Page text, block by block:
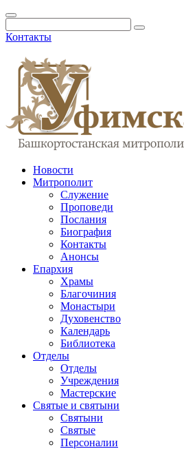
Контакты
Новости
Митрополит
Служение
Проповеди
Послания
Биография
Контакты
Анонсы
Епархия
Храмы
Благочиния
Монастыри
Духовенство
Календарь
Библиотека
Отделы
Отделы
Учреждения
Мастерские
Святые и святыни
Cвятыни
Cвятые
Персоналии